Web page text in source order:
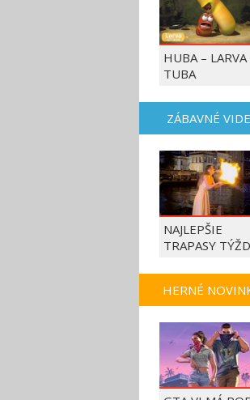
HUBA – LARVA
TUBA
ZÁBAVNÉ
NAJLEPŠIE
TRAPASY
HERNÉ